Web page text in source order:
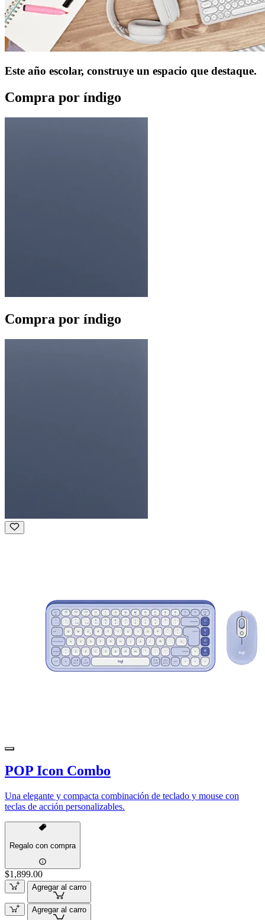
Este año escolar, construye un espacio que destaque.
Compra por índigo
Compra por índigo
POP Icon Combo
Una elegante y compacta combinación de teclado y mouse con
teclas de acción personalizables.
Regalo con compra
$1,899.00
Agregar al carro
Agregar al carro